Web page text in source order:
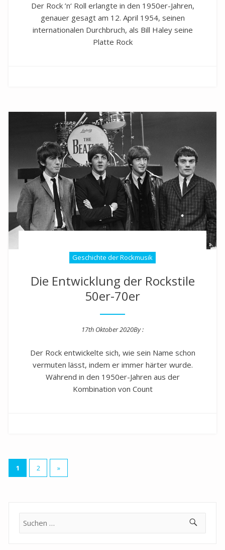
Der Rock ’n‘ Roll erlangte in den 1950er-Jahren,
genauer gesagt am 12. April 1954, seinen
internationalen Durchbruch, als Bill Haley seine
Platte Rock
Geschichte der Rockmusik
Die Entwicklung der Rockstile
50er-70er
17th Oktober 2020By :
Der Rock entwickelte sich, wie sein Name schon
vermuten lässt, indem er immer härter wurde.
Während in den 1950er-Jahren aus der
Kombination von Count
Seitennummerierung
der
1 2 »
Suche